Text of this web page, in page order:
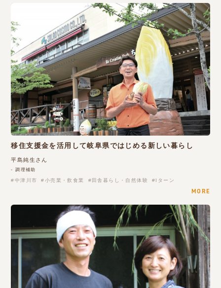
移住支援金を活用して岐阜県ではじめる新しい暮らし
平島純生さん
- 調理補助
中津川市 小売業・飲食業 田舎暮らし・自然体験 Iターン
MORE